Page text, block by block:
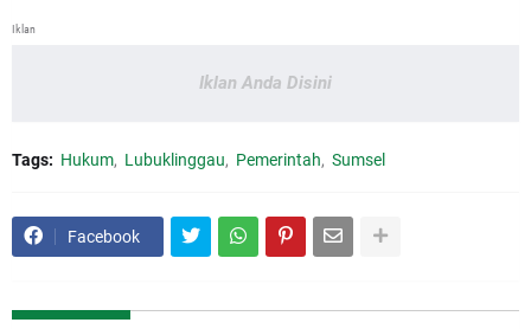
Iklan
Iklan Anda Disini
Tags: Hukum Lubuklinggau Pemerintah Sumsel
Facebook